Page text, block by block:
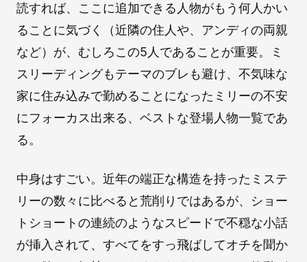
読すれば、ここに追加できる人物がもう何人かい
ることに気づく（近隣の住人や、アンディの両親
など）が、むしろこの5人であることが重要。ミ
スリーディングもテーマのブレも避け、不気味な
家に住み込みで勤めることになったミリーの不安
にフォーカス出来る、ベストな登場人物一覧であ
る。
中身はすごい。近年の端正な構造を持ったミステ
リーの数々に比べると荒削りではあるが、ショー
トショートの連続のようなスピードで不穏な小話
が挿入されて、すべてをすっ飛ばしてオチを聞か